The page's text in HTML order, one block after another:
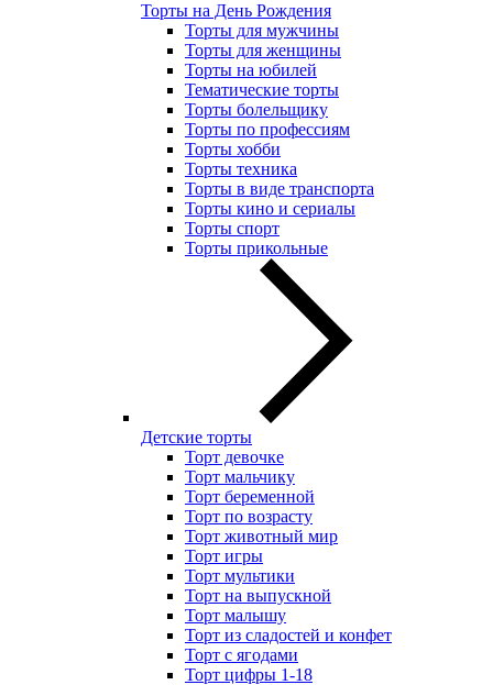
Торты на День Рождения
Торты для мужчины
Торты для женщины
Торты на юбилей
Тематические торты
Торты болельщику
Торты по профессиям
Торты хобби
Торты техника
Торты в виде транспорта
Торты кино и сериалы
Торты спорт
Торты прикольные
Детские торты
Торт девочке
Торт мальчику
Торт беременной
Торт по возрасту
Торт животный мир
Торт игры
Торт мультики
Торт на выпускной
Торт малышу
Торт из сладостей и конфет
Торт с ягодами
Торт цифры 1-18